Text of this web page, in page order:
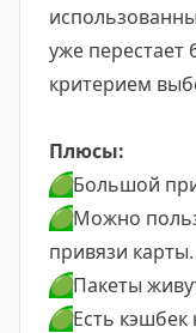
уже
критерием
Плюсы:
🟢Большой
🟢Можно
привязи карты.
🟢Пакеты
🟢Есть кэшбек